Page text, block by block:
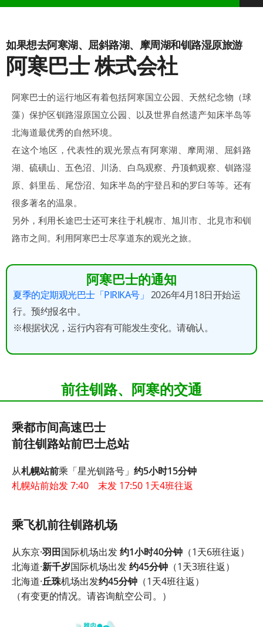
如果想去阿寒湖、屈斜路湖、摩周湖和钏路湿原旅游
阿寒巴士 株式会社
阿寒巴士的运行地区有着包括阿寒国立公园、天然纪念物（球
藻）保护区钏路湿原国立公园、以及世界自然遗产知床半岛等
北海道最优秀的自然环境。
在这个地区，代表性的观光景点有阿寒湖、摩周湖、屈斜路
湖、硫磺山、五色沼、川汤、白鸟观察、丹顶鹤观察、钏路湿
原、斜里岳、尾岱沼、知床半岛的宇登吕和的罗臼等等。还有
很多著名的温泉。
另外，利用长途巴士还可来往于札幌市、旭川市、北見市和钏
路市之间。利用阿寒巴士尽享道东的观光之旅。
阿寒巴士的通知
夏季的定期观光巴士「PIRIKA号」 2026年4月18日开始运
行。预约报名中。
※根据状况，运行内容有可能发生变化。请确认。
前往钏路、阿寒的交通
乘都市间高速巴士
前往钏路站前巴士总站
从札幌站前乘「星光钏路号」 约5小时15分钟
札幌站前始发 7:40 末发 17:50 1天4班往返
乘飞机前往钏路机场
从东京·羽田国际机场出发约1小时40分钟 （1天6班往返）
北海道·新千岁国际机场出发约45分钟 （1天3班往返）
北海道·丘珠机场出发约45分钟 （1天4班往返）
（有变更的情况。请咨询航空公司。）